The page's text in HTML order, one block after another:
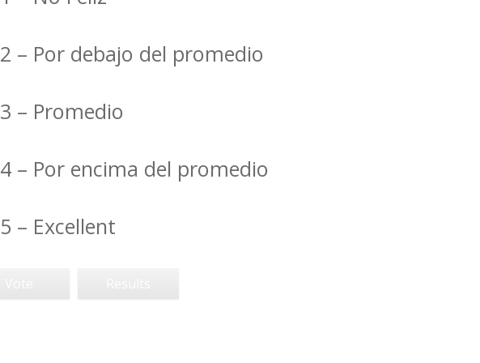
2 – Por debajo del promedio
3 – Promedio
4 – Por encima del promedio
5 – Excellent